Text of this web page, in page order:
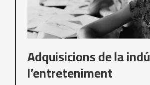
Adquisicions de la
l’entreteniment